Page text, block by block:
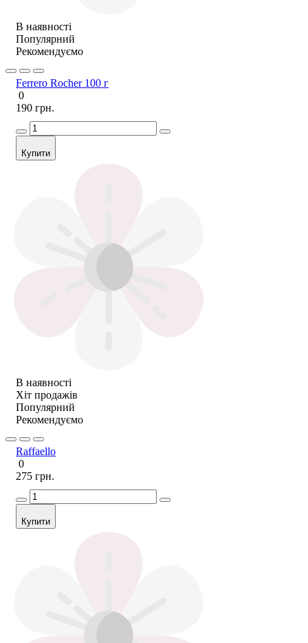
В наявності
Популярний
Рекомендуємо
Ferrero Rocher 100 г
0
190 грн.
Купити
В наявності
Хіт продажів
Популярний
Рекомендуємо
Raffaello
0
275 грн.
Купити